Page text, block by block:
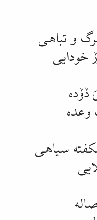
و تباهی
خودایی
وعده
سیاهی